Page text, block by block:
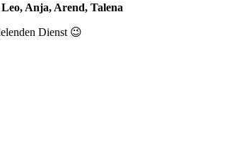
Anja, Arend, Talena
Dienst 😉